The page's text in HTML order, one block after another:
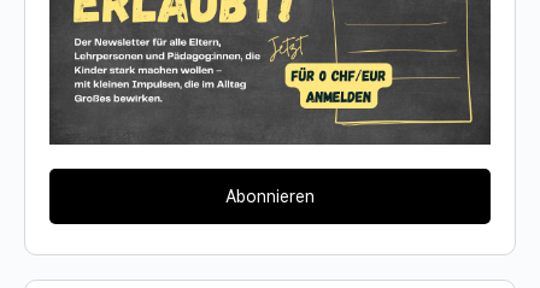
Abonnieren